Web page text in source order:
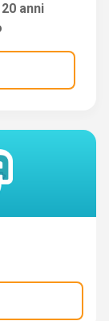
anni